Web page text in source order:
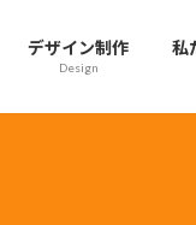
デザイン制作
Design
私